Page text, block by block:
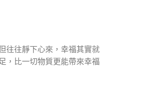
往往靜下心來，幸福其實就
，比一切物質更能帶來幸福